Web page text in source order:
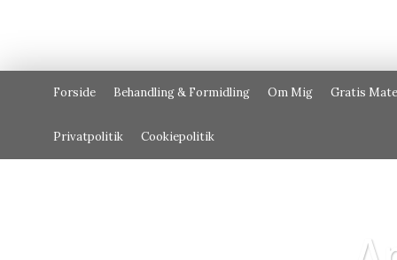
Forside Behandling & Formidling Om Mig Gratis
Privatpolitik Cookiepolitik